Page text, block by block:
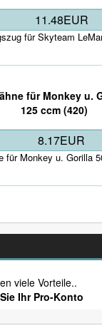
11.48EUR
für Skyteam
8.17EUR
für Monkey u. Gorilla
viele Vorteile..
Ihr Pro-Konto